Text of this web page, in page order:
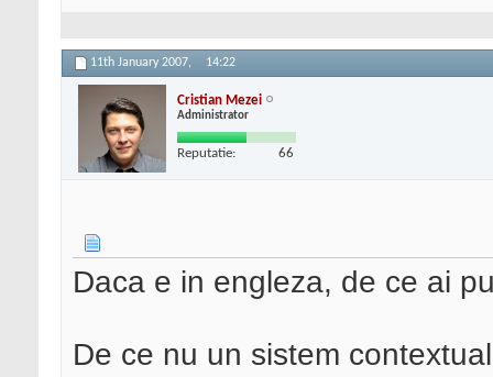
11th January 2007, 14:22
Cristian Mezei
Administrator
Reputatie: 66
Daca e in engleza, de ce ai
De ce nu un sistem